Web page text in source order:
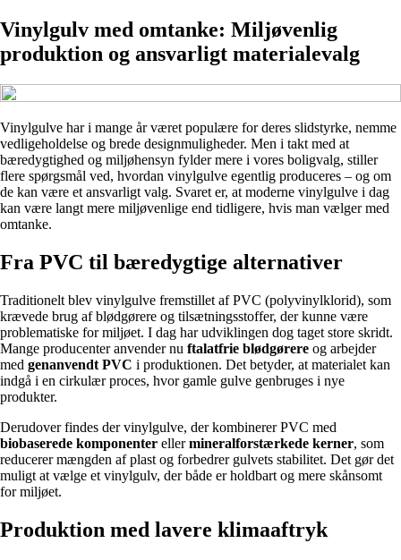
Vinylgulv med omtanke: Miljøvenlig
produktion og ansvarligt materialevalg
Vinylgulve har i mange år været populære for deres slidstyrke, nemme
vedligeholdelse og brede designmuligheder. Men i takt med at
bæredygtighed og miljøhensyn fylder mere i vores boligvalg, stiller
flere spørgsmål ved, hvordan vinylgulve egentlig produceres – og om
de kan være et ansvarligt valg. Svaret er, at moderne vinylgulve i dag
kan være langt mere miljøvenlige end tidligere, hvis man vælger med
omtanke.
Fra PVC til bæredygtige alternativer
Traditionelt blev vinylgulve fremstillet af PVC (polyvinylklorid), som
krævede brug af blødgørere og tilsætningsstoffer, der kunne være
problematiske for miljøet. I dag har udviklingen dog taget store skridt.
Mange producenter anvender nu ftalatfrie blødgørere og arbejder
med genanvendt PVC i produktionen. Det betyder, at materialet kan
indgå i en cirkulær proces, hvor gamle gulve genbruges i nye
produkter.
Derudover findes der vinylgulve, der kombinerer PVC med
biobaserede komponenter ellermineralforstærkede kerner, som
reducerer mængden af plast og forbedrer gulvets stabilitet. Det gør det
muligt at vælge et vinylgulv, der både er holdbart og mere skånsomt
for miljøet.
Produktion med lavere klimaaftryk